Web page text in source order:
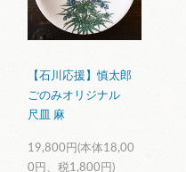
【石川応援】慎太郎
ごのみオリジナル
尺皿 麻
19,800円(本体18,00
0円、税1,800円)